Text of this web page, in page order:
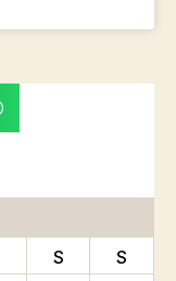
S S